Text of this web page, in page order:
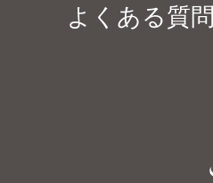
よくある質問